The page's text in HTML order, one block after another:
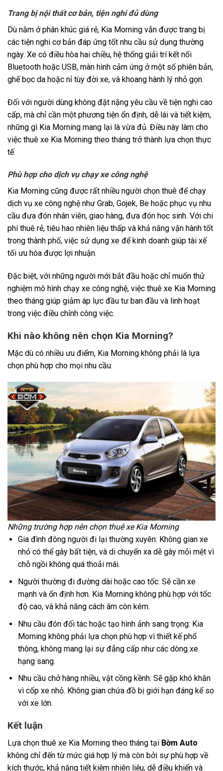
Trang bị nội thất cơ bản, tiện nghi đủ dùng
Dù nằm ở phân khúc giá rẻ, Kia Morning vẫn được trang bị
các tiện nghi cơ bản đáp ứng tốt nhu cầu sử dụng thường
ngày. Xe có điều hòa hai chiều, hệ thống giải trí kết nối
Bluetooth hoặc USB, màn hình cảm ứng ở một số phiên bản,
ghế bọc da hoặc nỉ tùy đời xe, và khoang hành lý nhỏ gọn.
Đối với người dùng không đặt nặng yêu cầu về tiện nghi cao
cấp, mà chỉ cần một phương tiện ổn định, dễ lái và tiết kiệm,
những gì Kia Morning mang lại là vừa đủ. Điều này làm cho
việc thuê xe Kia Morning theo tháng trở thành lựa chọn thực
tế.
Phù hợp cho dịch vụ chạy xe công nghệ
Kia Morning cũng được rất nhiều người chọn thuê để chạy
dịch vụ xe công nghệ như Grab, Gojek, Be hoặc phục vụ nhu
cầu đưa đón nhân viên, giao hàng, đưa đón học sinh. Với chi
phí thuê rẻ, tiêu hao nhiên liệu thấp và khả năng vận hành tốt
trong thành phố, việc sử dụng xe để kinh doanh giúp tài xế
tối ưu hóa được lợi nhuận.
Đặc biệt, với những người mới bắt đầu hoặc chỉ muốn thử
nghiệm mô hình chạy xe công nghệ, việc thuê xe Kia Morning
theo tháng giúp giảm áp lực đầu tư ban đầu và linh hoạt
trong việc điều chỉnh công việc.
Khi nào không nên chọn Kia Morning?
Mặc dù có nhiều ưu điểm, Kia Morning không phải là lựa
chọn phù hợp cho mọi nhu cầu:
Những trường hợp nên chọn thuê xe Kia Morning
Gia đình đông người đi lại thường xuyên: Không gian xe
nhỏ có thể gây bất tiện, và di chuyển xa dễ gây mỏi mệt vì
chỗ ngồi không quá thoải mái.
Người thường đi đường dài hoặc cao tốc: Sẽ cần xe
mạnh và ổn định hơn. Kia Morning không phù hợp với tốc
độ cao, và khả năng cách âm còn kém.
Nhu cầu đón đối tác hoặc tạo hình ảnh sang trọng: Kia
Morning không phải lựa chọn phù hợp vì thiết kế phổ
thông, không mang lại sự đẳng cấp như các dòng xe
hạng sang.
Nhu cầu chở hàng nhiều, vật cồng kềnh: Sẽ gặp khó khăn
vì cốp xe nhỏ. Không gian chứa đồ bị giới hạn đáng kể so
với xe lớn.
Kết luận
Lựa chọn thuê xe Kia Morning theo tháng tại Bờm Auto
không chỉ đến từ mức giá hợp lý mà còn bởi sự phù hợp về
kích thước, khả năng tiết kiệm nhiên liệu, dễ điều khiển và